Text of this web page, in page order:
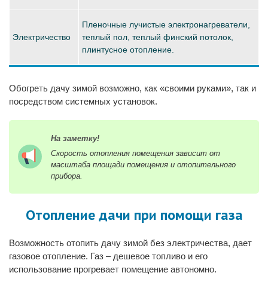
Электричество
Пленочные лучистые электронагреватели,
теплый пол, теплый финский потолок,
плинтусное отопление.
Обогреть дачу зимой возможно, как «своими руками», так и
посредством системных установок.
На заметку!
Скорость отопления помещения зависит от
масштаба площади помещения и отопительного
прибора.
Отопление дачи при помощи газа
Возможность отопить дачу зимой без электричества, дает
газовое отопление. Газ – дешевое топливо и его
использование прогревает помещение автономно.